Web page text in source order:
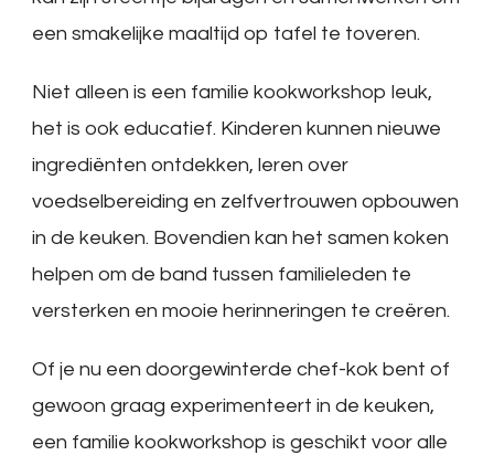
een smakelijke maaltijd op tafel te toveren.
Niet alleen is een familie kookworkshop leuk,
het is ook educatief. Kinderen kunnen nieuwe
ingrediënten ontdekken, leren over
voedselbereiding en zelfvertrouwen opbouwen
in de keuken. Bovendien kan het samen koken
helpen om de band tussen familieleden te
versterken en mooie herinneringen te creëren.
Of je nu een doorgewinterde chef-kok bent of
gewoon graag experimenteert in de keuken,
een familie kookworkshop is geschikt voor alle